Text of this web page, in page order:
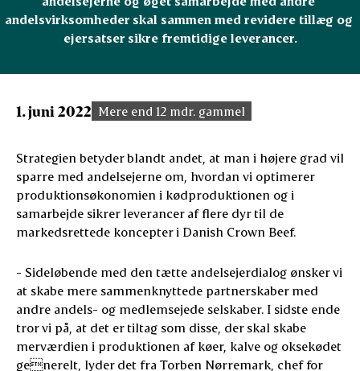
andelsvirksomheder skal sammen med revidere tillæg og
ejersatser sikre fremtidige leverancer.
1. juni 2022 Mere end 12 mdr. gammel
Strategien betyder blandt andet, at man i højere grad vil
sparre med andelsejerne om, hvordan vi optimerer
produktionsøkonomien i kødproduktionen og i
samarbejde sikrer leverancer af flere dyr til de
markedsrettede koncepter i Danish Crown Beef.
- Sideløbende med den tætte andelsejerdialog ønsker vi
at skabe mere sammenknyttede partnerskaber med
andre andels- og medlemsejede selskaber. I sidste ende
tror vi på, at det er tiltag som disse, der skal skabe
merværdien i produktionen af køer, kalve og oksekødet
generelt, lyder det fra Torben Nørremark, chef for